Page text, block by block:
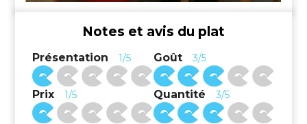
Notes et avis du plat
Présentation 1/5 Goût 3/5
Prix 1/5 Quantité 3/5